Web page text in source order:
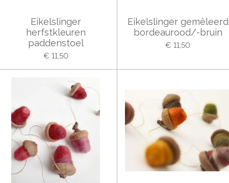
Eikelslinger
herfstkleuren
paddenstoel
€ 11,50
Eikelslinger gemêleerd
bordeaurood/-bruin
€ 11,50